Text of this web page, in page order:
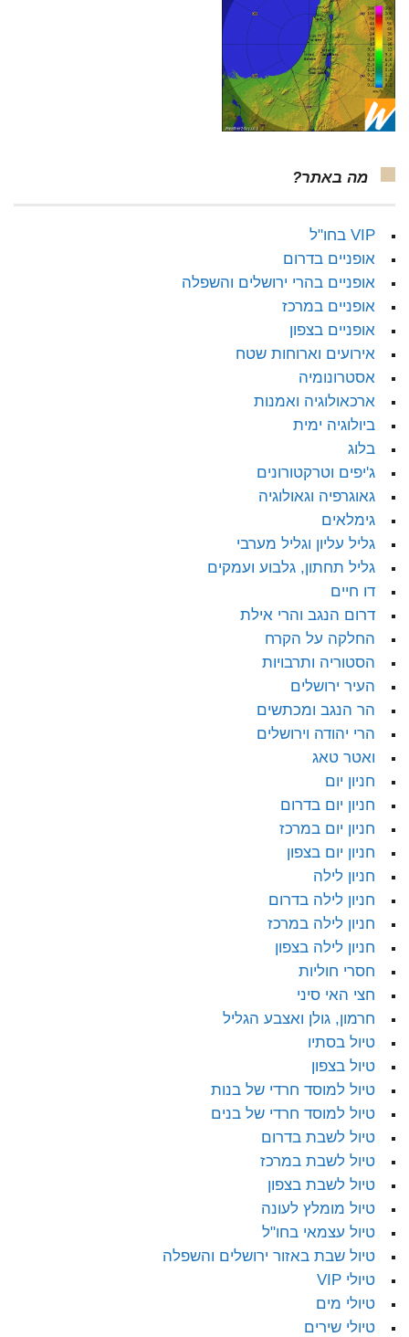
מה באתר?
VIP בחו"ל
אופניים בדרום
אופניים בהרי ירושלים והשפלה
אופניים במרכז
אופניים בצפון
אירועים וארוחות שטח
אסטרונומיה
ארכאולוגיה ואמנות
ביולוגיה ימית
בלוג
ג'יפים וטרקטורונים
גאוגרפיה וגאולוגיה
גימלאים
גליל עליון וגליל מערבי
גליל תחתון, גלבוע ועמקים
דו חיים
דרום הנגב והרי אילת
החלקה על הקרח
הסטוריה ותרבויות
העיר ירושלים
הר הנגב ומכתשים
הרי יהודה וירושלים
ואטר טאג
חניון יום
חניון יום בדרום
חניון יום במרכז
חניון יום בצפון
חניון לילה
חניון לילה בדרום
חניון לילה במרכז
חניון לילה בצפון
חסרי חוליות
חצי האי סיני
חרמון, גולן ואצבע הגליל
טיול בסתיו
טיול בצפון
טיול למוסד חרדי של בנות
טיול למוסד חרדי של בנים
טיול לשבת בדרום
טיול לשבת במרכז
טיול לשבת בצפון
טיול מומלץ לעונה
טיול עצמאי בחו"ל
טיול שבת באזור ירושלים והשפלה
טיולי VIP
טיולי מים
טיולי שירים